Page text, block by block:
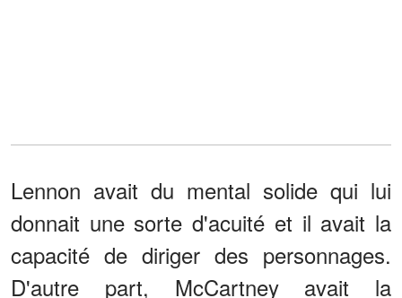
Lennon avait du mental solide qui lui
donnait une sorte d'acuité et il avait la
capacité de diriger des personnages.
D'autre part, McCartney avait la